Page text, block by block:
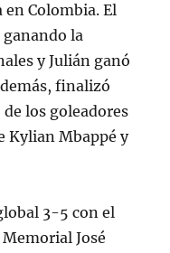
en Colombia. El
la
y Julián ganó
finalizó
los goleadores
Kylian Mbappé y
3-5 con el
José